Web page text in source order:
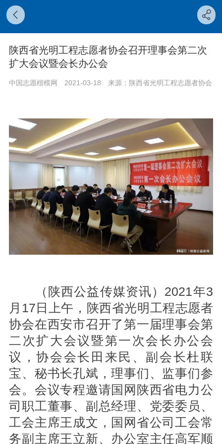
陕西省光明工程志愿者协会召开理事会第二次
扩大会议暨会长办公会
中国志愿楷模网 2021-03-18 来源：陕西省光明工程志愿者协会
（陕西公益传媒资讯）2021年3
月17日上午，陕西省光明工程志愿者
协会在西安市召开了第一届理事会第
二次扩大会议暨第一次会长办公会
议，协会会长田来民、副会长杜联
宝、秘书长孔斌，理事们、监事们参
会。会议专程邀请国网陕西省电力公
司职工董事、副总经理、党委委员、
工会主席王成文，国网省公司工会常
务副主席王立新、办公室主任高军顺